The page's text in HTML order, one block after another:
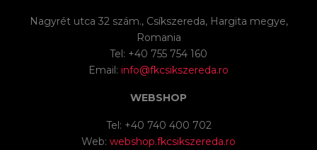
Nagyrét utca 32 szám., Csíkszereda, Hargita megye,
Romania
Tel: +40 755 754 160
Email: info@fkcsikszereda.ro
WEBSHOP
Tel: +40 740 400 702
Web: webshop.fkcsikszereda.ro